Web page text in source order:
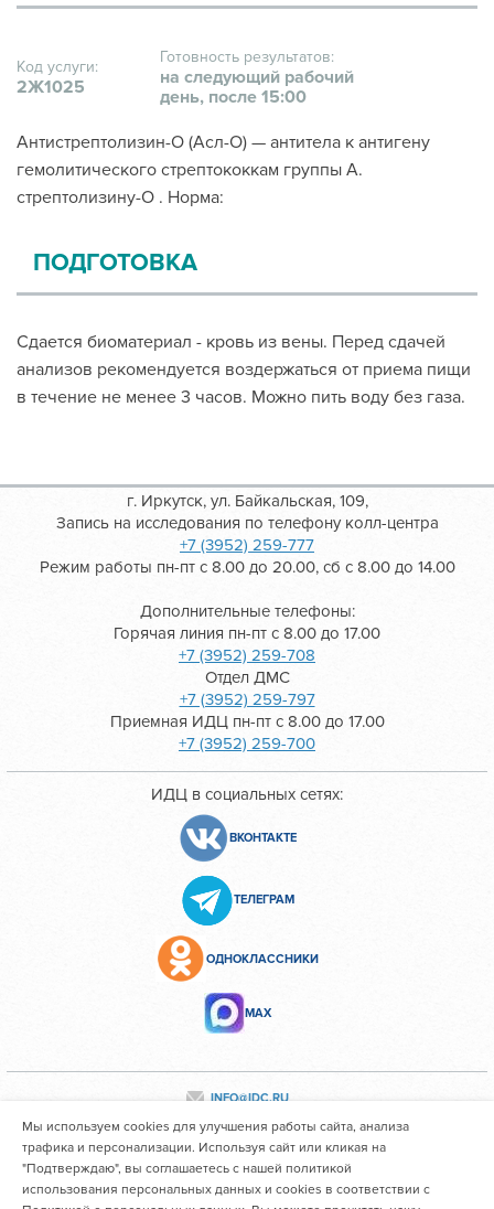
Код услуги:
2Ж1025
Готовность результатов:
на следующий рабочий
день, после 15:00
Антистрептолизин-О (Асл-О) — антитела к антигену
гемолитического стрептококкам группы А.
стрептолизину-О . Норма:
ПОДГОТОВКА
Сдается биоматериал - кровь из вены. Перед сдачей
анализов рекомендуется воздержаться от приема пищи
в течение не менее 3 часов. Можно пить воду без газа.
г. Иркутск, ул. Байкальская, 109,
Запись на исследования по телефону колл-центра
+7 (3952) 259-777
Режим работы пн-пт с 8.00 до 20.00, сб с 8.00 до 14.00
Дополнительные телефоны:
Горячая линия пн-пт с 8.00 до 17.00
+7 (3952) 259-708
Отдел ДМС
+7 (3952) 259-797
Приемная ИДЦ пн-пт с 8.00 до 17.00
+7 (3952) 259-700
ИДЦ в социальных сетях:
ВКОНТАКТЕ
ТЕЛЕГРАМ
ОДНОКЛАССНИКИ
МАХ
INFO@IDC.RU
Все персональные данные сотрудников размещены с их
согласия
Мы используем cookies для улучшения работы сайта, анализа
трафика и персонализации. Используя сайт или кликая на
"Подтверждаю", вы соглашаетесь с нашей политикой
использования персональных данных и cookies в соответствии с